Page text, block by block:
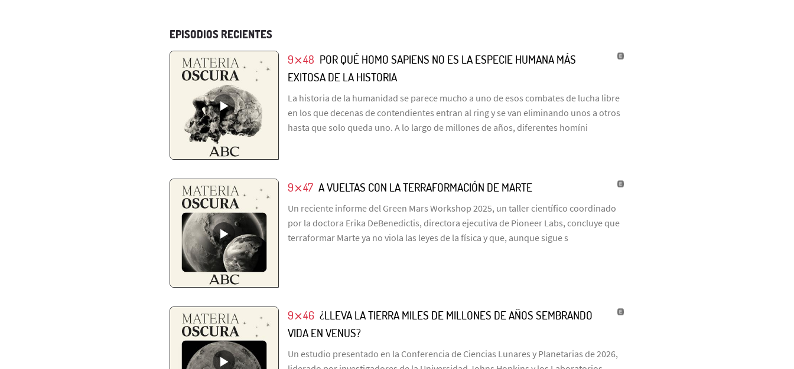
EPISODIOS RECIENTES
9⨯48 POR QUÉ HOMO SAPIENS NO ES LA ESPECIE HUMANA MÁS
EXITOSA DE LA HISTORIA
La historia de la humanidad se parece mucho a uno de esos combates de lucha libre
en los que decenas de contendientes entran al ring y se van eliminando unos a otros
hasta que solo queda uno. A lo largo de millones de años, diferentes homíni
9⨯47 A VUELTAS CON LA TERRAFORMACIÓN DE MARTE
Un reciente informe del Green Mars Workshop 2025, un taller científico coordinado
por la doctora Erika DeBenedictis, directora ejecutiva de Pioneer Labs, concluye que
terraformar Marte ya no viola las leyes de la física y que, aunque sigue s
9⨯46 ¿LLEVA LA TIERRA MILES DE MILLONES DE AÑOS SEMBRANDO
VIDA EN VENUS?
Un estudio presentado en la Conferencia de Ciencias Lunares y Planetarias de 2026,